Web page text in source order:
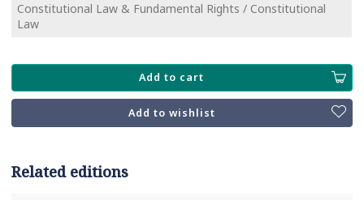
Constitutional Law & Fundamental Rights / Constitutional
Law
Add to cart
Add to wishlist
Related editions